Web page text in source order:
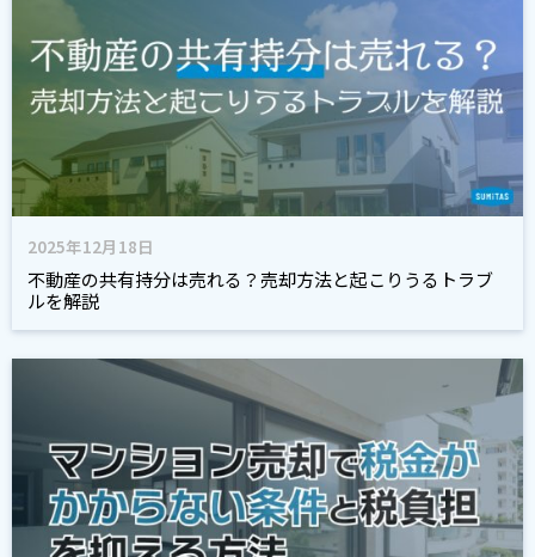
2025年12月18日
不動産の共有持分は売れる？売却方法と起こりうるトラブ
ルを解説